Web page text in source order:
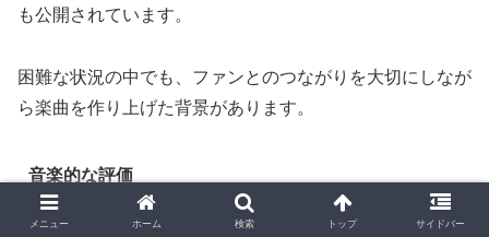
も公開されています。
困難な状況の中でも、ファンとのつながりを大切にしなが
ら楽曲を作り上げた背景があります。
音楽的な評価
メニュー ホーム 検索 トップ サイドバー